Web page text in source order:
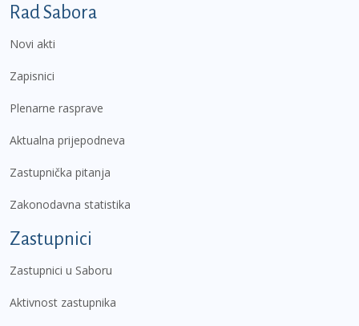
Podnožje prvi izbornik
Rad Sabora
Novi akti
Zapisnici
Plenarne rasprave
Aktualna prijepodneva
Zastupnička pitanja
Zakonodavna statistika
Zastupnici
Zastupnici u Saboru
Aktivnost zastupnika